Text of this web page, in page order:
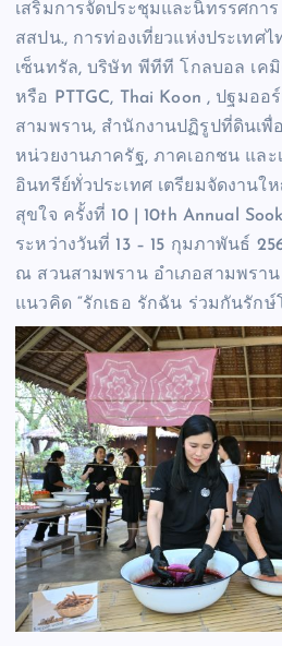
เสริมการจัดประชุมและนิทรรศกา
สสปน., การท่องเที่ยวแห่งประเทศ
เซ็นทรัล, บริษัท พีทีที โกลบอล เค
หรือ PTTGC, Thai Koon , ปฐมอ
สามพราน, สำนักงานปฏิรูปที่ดินเพื่
หน่วยงานภาครัฐ, ภาคเอกชน และ
อินทรีย์ทั่วประเทศ เตรียมจัดงานใ
สุขใจ ครั้งที่ 10 | 10th Annual
ระหว่างวันที่ 13 – 15 กุมภาพันธ์
ณ สวนสามพราน อำเภอสามพรา
แนวคิด “รักเธอ รักฉัน ร่วมกันรักษ์